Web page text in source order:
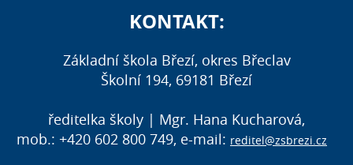
KONTAKT:
Základní škola Březí, okres Břeclav
Školní 194, 69181 Březí
ředitelka školy | Mgr. Hana Kucharová,
mob.: +420 602 800 749, e-mail: reditel@zsbrezi.cz